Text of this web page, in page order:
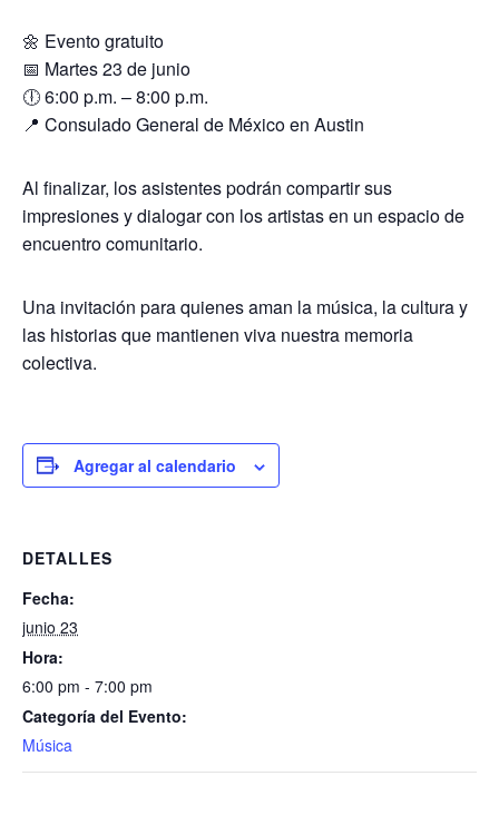
🌼 Evento gratuito
📅 Martes 23 de junio
🕕 6:00 p.m. – 8:00 p.m.
📍 Consulado General de México en Austin
Al finalizar, los asistentes podrán compartir sus
impresiones y dialogar con los artistas en un espacio de
encuentro comunitario.
Una invitación para quienes aman la música, la cultura y
las historias que mantienen viva nuestra memoria
colectiva.
Agregar al calendario
DETALLES
Fecha:
junio 23
Hora:
6:00 pm - 7:00 pm
Categoría del Evento:
Música